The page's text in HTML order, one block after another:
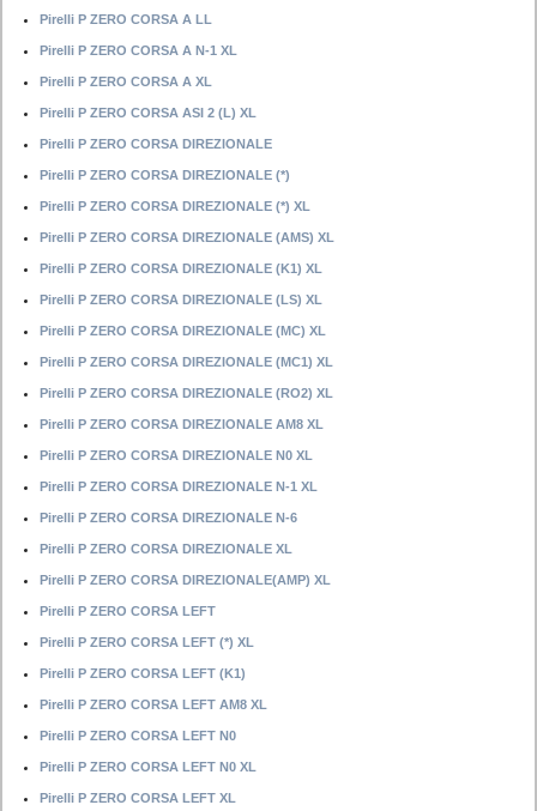
Pirelli P ZERO CORSA A LL
Pirelli P ZERO CORSA A N-1 XL
Pirelli P ZERO CORSA A XL
Pirelli P ZERO CORSA ASI 2 (L) XL
Pirelli P ZERO CORSA DIREZIONALE
Pirelli P ZERO CORSA DIREZIONALE (*)
Pirelli P ZERO CORSA DIREZIONALE (*) XL
Pirelli P ZERO CORSA DIREZIONALE (AMS) XL
Pirelli P ZERO CORSA DIREZIONALE (K1) XL
Pirelli P ZERO CORSA DIREZIONALE (LS) XL
Pirelli P ZERO CORSA DIREZIONALE (MC) XL
Pirelli P ZERO CORSA DIREZIONALE (MC1) XL
Pirelli P ZERO CORSA DIREZIONALE (RO2) XL
Pirelli P ZERO CORSA DIREZIONALE AM8 XL
Pirelli P ZERO CORSA DIREZIONALE N0 XL
Pirelli P ZERO CORSA DIREZIONALE N-1 XL
Pirelli P ZERO CORSA DIREZIONALE N-6
Pirelli P ZERO CORSA DIREZIONALE XL
Pirelli P ZERO CORSA DIREZIONALE(AMP) XL
Pirelli P ZERO CORSA LEFT
Pirelli P ZERO CORSA LEFT (*) XL
Pirelli P ZERO CORSA LEFT (K1)
Pirelli P ZERO CORSA LEFT AM8 XL
Pirelli P ZERO CORSA LEFT N0
Pirelli P ZERO CORSA LEFT N0 XL
Pirelli P ZERO CORSA LEFT XL